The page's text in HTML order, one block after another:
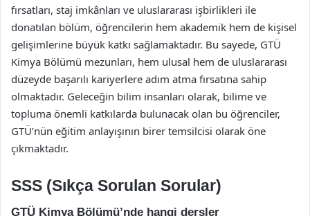
fırsatları, staj imkânları ve uluslararası işbirlikleri ile
donatılan bölüm, öğrencilerin hem akademik hem de kişisel
gelişimlerine büyük katkı sağlamaktadır. Bu sayede, GTÜ
Kimya Bölümü mezunları, hem ulusal hem de uluslararası
düzeyde başarılı kariyerlere adım atma fırsatına sahip
olmaktadır. Geleceğin bilim insanları olarak, bilime ve
topluma önemli katkılarda bulunacak olan bu öğrenciler,
GTÜ’nün eğitim anlayışının birer temsilcisi olarak öne
çıkmaktadır.
SSS (Sıkça Sorulan Sorular)
GTÜ Kimya Bölümü’nde hangi dersler